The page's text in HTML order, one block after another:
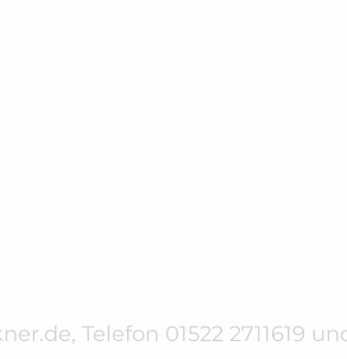
Telefon 01522 2711619